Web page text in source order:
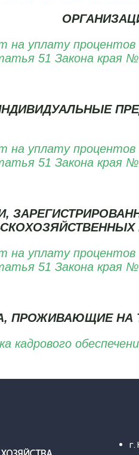
уплату процентов
51 Закона края №
уплату процентов
51 Закона края №
уплату процентов
51 Закона края №
ПРОЖИВАЮЩИЕ НА
кадрового
г.